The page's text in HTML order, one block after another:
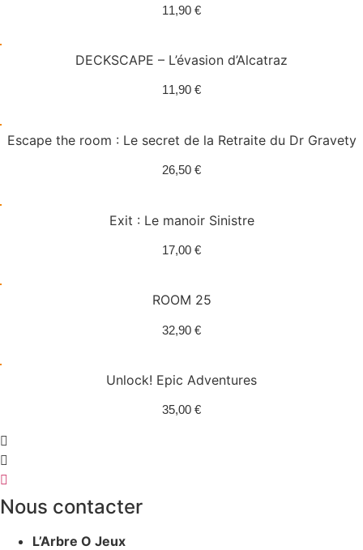
11,90 €
DECKSCAPE – L’évasion d’Alcatraz
11,90 €
Escape the room : Le secret de la Retraite du Dr Gravety
26,50 €
Exit : Le manoir Sinistre
17,00 €
ROOM 25
32,90 €
Unlock! Epic Adventures
35,00 €
Nous contacter
L’Arbre O Jeux